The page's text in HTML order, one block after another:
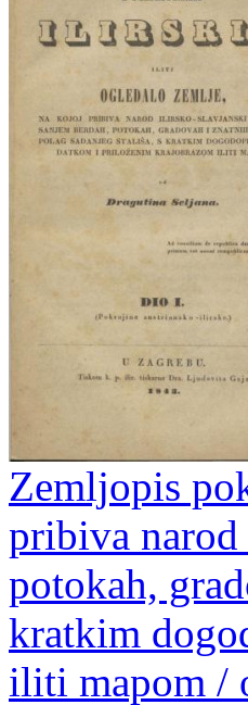
Zemljopis
pribiva
potokah,
kratkim
iliti mapom /